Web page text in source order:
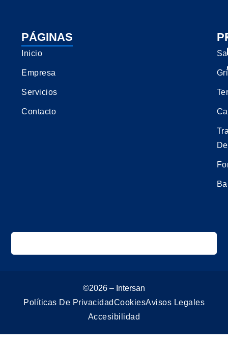
PÁGINAS
Inicio
Empresa
Servicios
Contacto
©2026 – Intersan
Políticas De PrivacidadCookiesAvisos Legales
Accesibilidad